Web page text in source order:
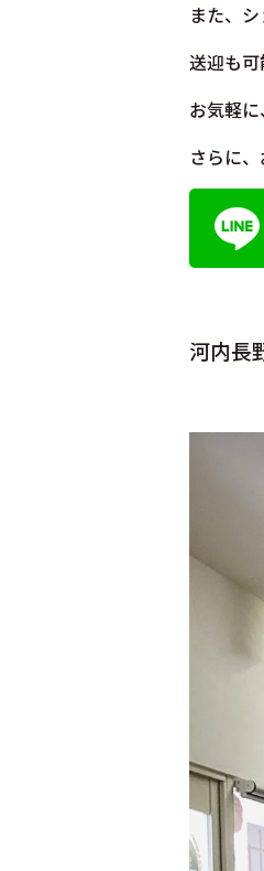
また、
送迎も
お気軽に
さらに
河内長